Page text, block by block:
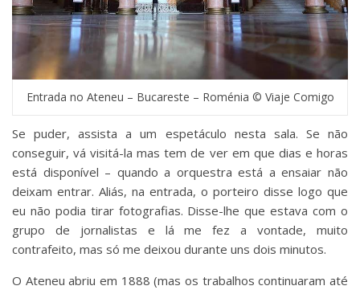
Entrada no Ateneu – Bucareste – Roménia © Viaje Comigo
Se puder, assista a um espetáculo nesta sala. Se não
conseguir, vá visitá-la mas tem de ver em que dias e horas
está disponível – quando a orquestra está a ensaiar não
deixam entrar. Aliás, na entrada, o porteiro disse logo que
eu não podia tirar fotografias. Disse-lhe que estava com o
grupo de jornalistas e lá me fez a vontade, muito
contrafeito, mas só me deixou durante uns dois minutos.
O Ateneu abriu em 1888 (mas os trabalhos continuaram até